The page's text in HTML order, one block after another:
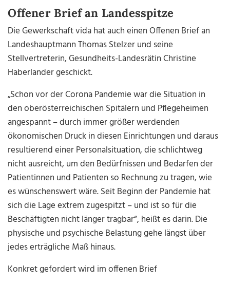
Offener Brief an Landesspitze
Die Gewerkschaft vida hat auch einen Offenen Brief an
Landeshauptmann Thomas Stelzer und seine
Stellvertreterin, Gesundheits-Landesrätin Christine
Haberlander geschickt.
„Schon vor der Corona Pandemie war die Situation in
den oberösterreichischen Spitälern und Pflegeheimen
angespannt – durch immer größer werdenden
ökonomischen Druck in diesen Einrichtungen und daraus
resultierend einer Personalsituation, die schlichtweg
nicht ausreicht, um den Bedürfnissen und Bedarfen der
Patientinnen und Patienten so Rechnung zu tragen, wie
es wünschenswert wäre. Seit Beginn der Pandemie hat
sich die Lage extrem zugespitzt – und ist so für die
Beschäftigten nicht länger tragbar“, heißt es darin. Die
physische und psychische Belastung gehe längst über
jedes erträgliche Maß hinaus.
Konkret gefordert wird im offenen Brief